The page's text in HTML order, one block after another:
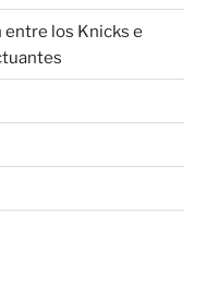
entre los Knicks e